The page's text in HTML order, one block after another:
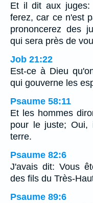
Et il dit aux
ferez, car ce n'est
prononcerez des
qui sera près de
Job 21:22
Est-ce à Dieu
qui gouverne les
Psaume 58:11
Et les hommes
pour le juste;
terre.
Psaume 82:6
J'avais dit: Vous
des fils du Très-
Psaume 89:6